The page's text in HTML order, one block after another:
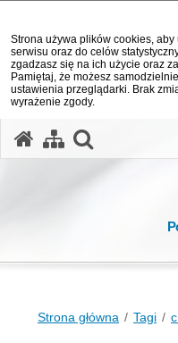
Strona używa plików cookies, aby
serwisu oraz do celów
zgadzasz się na ich użycie oraz
Pamiętaj, że możesz
ustawienia przeglądarki. Brak
wyrażenie zgody.
Strona główna Tagi